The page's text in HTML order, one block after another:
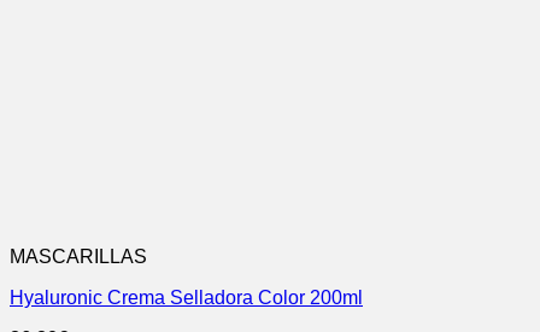
MASCARILLAS
Hyaluronic Crema Selladora Color 200ml